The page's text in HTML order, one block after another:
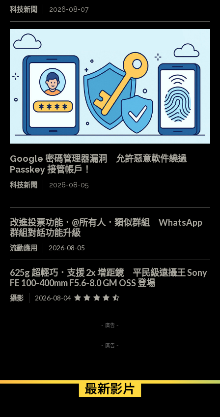
科技新聞 2026-08-07
Google 密碼管理器漏洞 允許惡意軟件繞過
Passkey 接管帳戶！
科技新聞 2026-08-05
改進投票功能．@所有人．類似群組 WhatsApp
群組對話功能升級
流動應用 2026-08-05
625g 超輕巧．支援 2x 增距鏡 平民級遠攝王 Sony
FE 100-400mm F5.6-8.0 GM OSS 登場
攝影 2026-08-04
- 廣告 -
- 廣告 -
最新影片